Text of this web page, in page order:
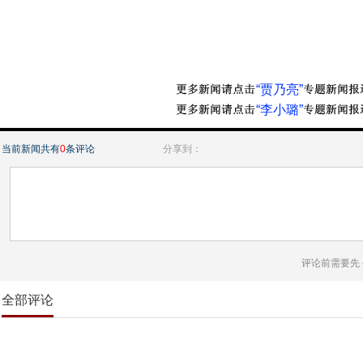
“贾乃亮”
“李小璐”
当前新闻共有0条评论 分享到：
评论前需要先
全部评论